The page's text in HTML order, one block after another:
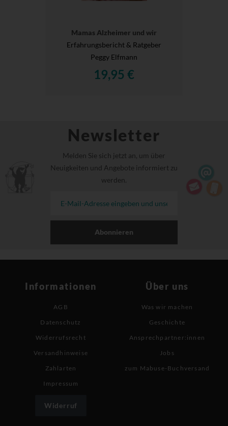
Mamas Alzheimer und wir
Erfahrungsbericht & Ratgeber
Peggy Elfmann
19,95 €
Newsletter
Melden Sie sich jetzt an, um über
Neuigkeiten und Angebote informiert zu
werden.
Abonnieren
Informationen
AGB
Datenschutz
Widerrufsrecht
Versandhinweise
Zahlarten
Impressum
Widerruf
Über uns
Was wir machen
Geschichte
Ansprechpartner:innen
Jobs
zum Mabuse-Buchversand